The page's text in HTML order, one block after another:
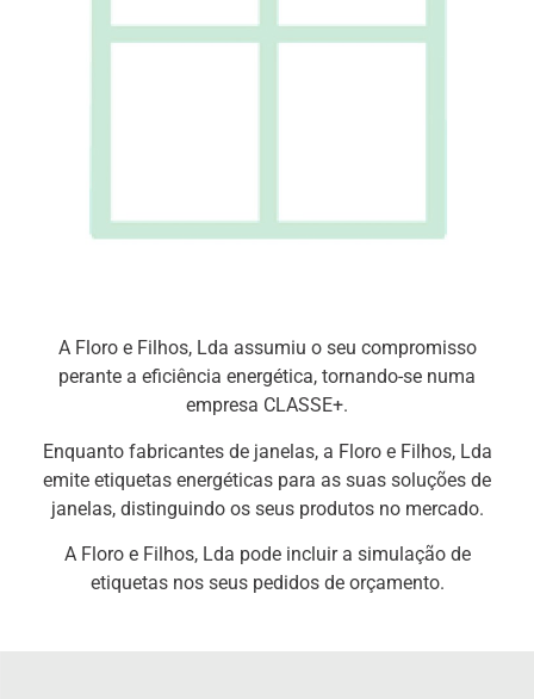
A Floro e Filhos, Lda assumiu o seu compromisso
perante a eficiência energética, tornando-se numa
empresa CLASSE+.
Enquanto fabricantes de janelas, a Floro e Filhos, Lda
emite etiquetas energéticas para as suas soluções de
janelas, distinguindo os seus produtos no mercado.
A Floro e Filhos, Lda pode incluir a simulação de
etiquetas nos seus pedidos de orçamento.